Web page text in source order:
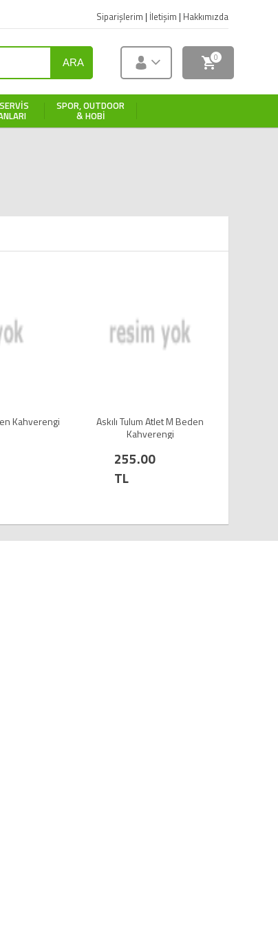
Siparişlerim | İletişim | Hakkımızda
ARA 0
SPOR, OUTDOOR
& HOBI
Kahverengi
Askılı Tulum Atlet M Beden
Kahverengi
255.00
TL